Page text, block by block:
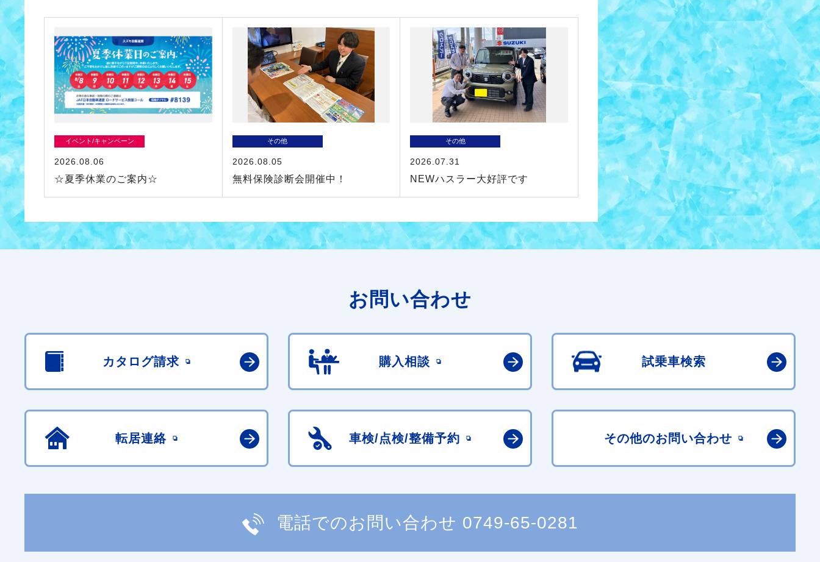
イベント/キャンペーン
2026.08.06
☆夏季休業のご案内☆
その他
2026.08.05
無料保険診断会開催中！
その他
2026.07.31
NEWハスラー大好評です
お問い合わせ
カタログ請求 購入相談 試乗車検索
転居連絡 車検/点検/整備予約 その他のお問い合わせ
電話でのお問い合わせ 0749-65-0281